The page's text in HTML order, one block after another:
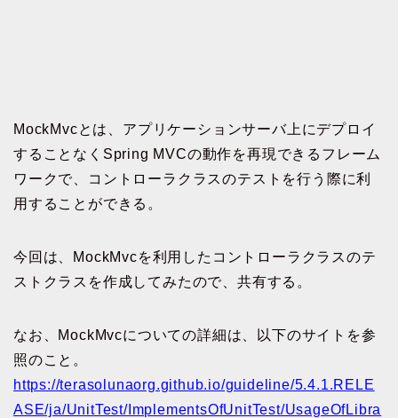
MockMvcとは、アプリケーションサーバ上にデプロイ
することなくSpring MVCの動作を再現できるフレーム
ワークで、コントローラクラスのテストを行う際に利
用することができる。
今回は、MockMvcを利用したコントローラクラスのテ
ストクラスを作成してみたので、共有する。
なお、MockMvcについての詳細は、以下のサイトを参
照のこと。
https://terasolunaorg.github.io/guideline/5.4.1.RELE
ASE/ja/UnitTest/ImplementsOfUnitTest/UsageOfLibra